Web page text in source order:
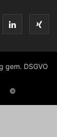
gem. DSGVO
©